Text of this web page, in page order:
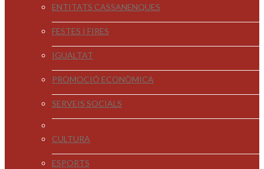
ENTITATS CASSANENQUES
FESTES I FIRES
IGUALTAT
PROMOCIÓ ECONÒMICA
SERVEIS SOCIALS
CULTURA
ESPORTS